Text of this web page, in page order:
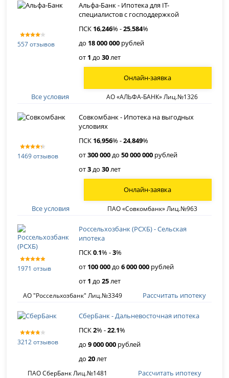
557 отзывов
Альфа-Банк - Ипотека для IT-
специалистов с господдержкой
ПСК 16,246% -25,584%
до 18 000 000 рублей
от 1 до30лет
Все условия АО «АЛЬФА-БАНК» Лиц.№1326
Онлайн-заявка
1469 отзывов
Совкомбанк - Ипотека на выгодных
условиях
ПСК 16,956% -24,849%
от300 000до50 000 000 рублей
от3до30лет
Все условия ПАО «Совкомбанк» Лиц.№963
Онлайн-заявка
1971 отзыв
Россельхозбанк (РСХБ) - Сельская
ипотека
ПСК0.1% -3%
от 100 000до6 000 000 рублей
от 1 до25лет
АО "Россельхозбанк" Лиц.№3349 Рассчитать ипотеку
3212 отзывов
СберБанк - Дальневосточная ипотека
ПСК2% -22.1%
до9 000 000 рублей
до20лет
ПАО СберБанк Лиц.№1481 Рассчитать ипотеку